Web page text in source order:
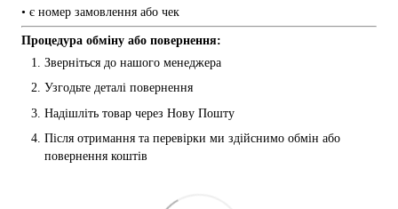
• є номер замовлення або чек
Процедура обміну або повернення:
Зверніться до нашого менеджера
Узгодьте деталі повернення
Надішліть товар через Нову Пошту
Після отримання та перевірки ми здійснимо обмін або
повернення коштів